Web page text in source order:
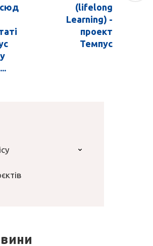
(lifelong
Learning) -
проект
Темпус